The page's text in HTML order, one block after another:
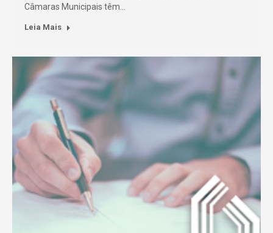
Câmaras Municipais têm…
Leia Mais